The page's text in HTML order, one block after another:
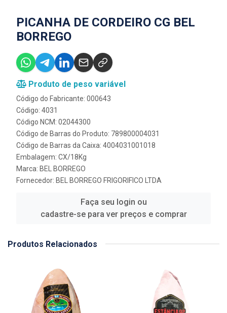
PICANHA DE CORDEIRO CG BEL
BORREGO
Produto de peso variável
Código do Fabricante: 000643
Código: 4031
Código NCM: 02044300
Código de Barras do Produto: 789800004031
Código de Barras da Caixa: 4004031001018
Embalagem: CX/18Kg
Marca: BEL BORREGO
Fornecedor: BEL BORREGO FRIGORIFICO LTDA
Faça seu login ou
cadastre-se para ver preços e comprar
Produtos Relacionados